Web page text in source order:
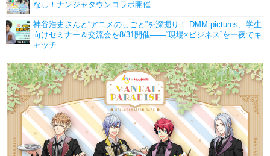
なし！ナンジャタウンコラボ開催
神谷浩史さんと“アニメのしごと”を深掘り！ DMM pictures、学生
向けセミナー＆交流会を8/31開催――“現場×ビジネス”を一夜でキ
ャッチ